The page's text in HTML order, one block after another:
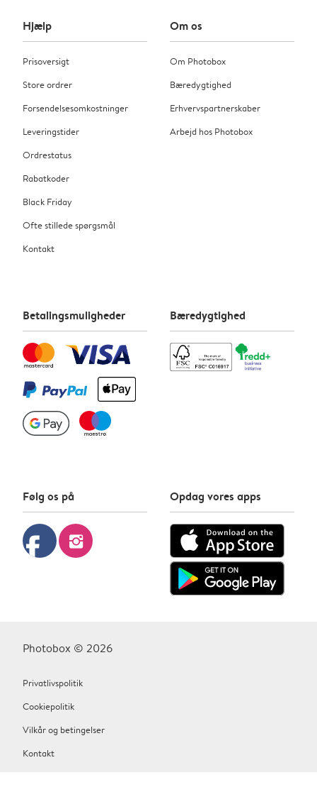
Hjælp
Prisoversigt
Store ordrer
Forsendelsesomkostninger
Leveringstider
Ordrestatus
Rabatkoder
Black Friday
Ofte stillede spørgsmål
Kontakt
Om os
Om Photobox
Bæredygtighed
Erhvervspartnerskaber
Arbejd hos Photobox
Betalingsmuligheder Bæredygtighed
Følg os på
facebook instagram
Opdag vores apps
Photobox © 2026
Privatlivspolitik
Cookiepolitik
Vilkår og betingelser
Kontakt